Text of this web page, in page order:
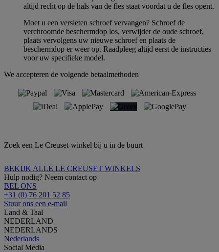
altijd recht op de hals van de fles staat voordat u de fles opent.
Moet u een versleten schroef vervangen? Schroef de
verchroomde beschermdop los, verwijder de oude schroef,
plaats vervolgens uw nieuwe schroef en plaats de
beschermdop er weer op. Raadpleeg altijd eerst de instructies
voor uw specifieke model.
We accepteren de volgende betaalmethoden
Zoek een Le Creuset-winkel bij u in de buurt
BEKIJK ALLE LE CREUSET WINKELS
Hulp nodig? Neem contact op
BEL ONS
+31 (0) 76 201 52 85
Stuur ons een e-mail
Land & Taal
NEDERLAND
NEDERLANDS
Nederlands
Social Media